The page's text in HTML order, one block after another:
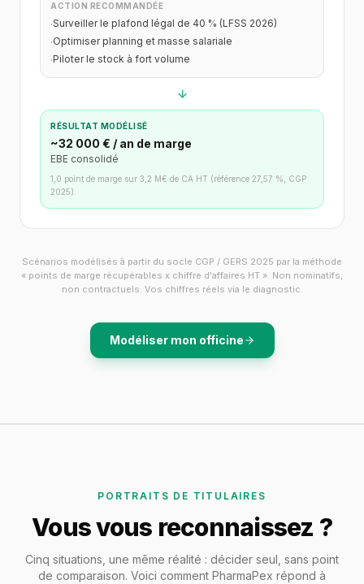
ACTION RECOMMANDÉE
·Surveiller le plafond légal de 40 % (LFSS 2026)
·Optimiser planning et masse salariale
·Piloter le stock à fort volume
RÉSULTAT MODÉLISÉ
~32 000 € / an de marge
EBE consolidé
1,0 point de marge sur 3,2 M€ de CA HT (référence 27,57 %, CGP
2025).
Scénarios modélisés à partir du socle CGP / GERS 2025 par la méthode
« points de marge récupérables x chiffre d'affaires HT ». Non nominatifs,
non contractuels. Vos chiffres réels via le diagnostic.
Modéliser mon officine
PORTRAITS DE TITULAIRES
Vous vous reconnaissez ?
Cinq situations, une même réalité : décider seul, sans point
de comparaison. Voici comment PharmaPex répond à